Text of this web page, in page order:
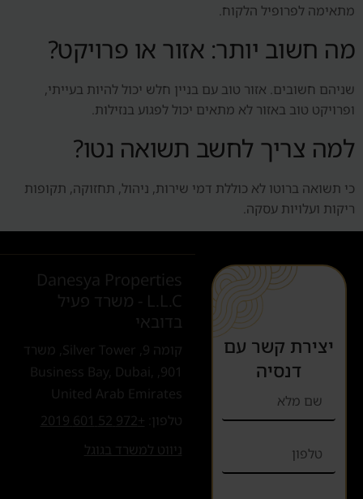
מתאימה לפרופיל הלקוח.
מה חשוב יותר: אזור או פרויקט?
שניהם חשובים. אזור טוב עם בניין חלש יכול להיות בעייתי,
ופרויקט טוב באזור לא מתאים יכול לפגוע בנזילות.
למה צריך לחשב תשואה נטו?
כי תשואה ברוטו לא כוללת דמי שירות, ניהול, תחזוקה, תקופות
ריקות ועלויות עסקה.
יצירת קשר עם
דנסיה
Danesya Properties
L.L.C - משרד פעיל
בדובאי
קומה 9, Silver Tower, משרד
901, Business Bay, Dubai,
United Arab Emirates
טלפון:
+972 52 601 2019
ניווט למשרד בגוגל